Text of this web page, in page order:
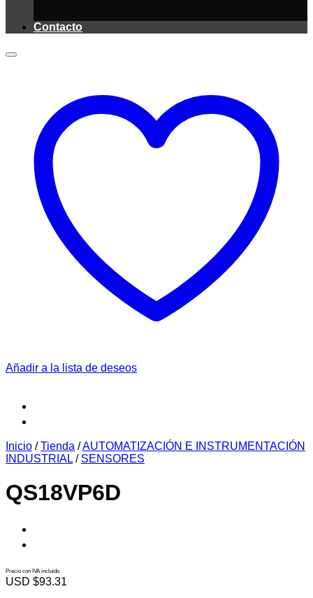
Contacto
Añadir a la lista de deseos
Inicio / Tienda /AUTOMATIZACIÓN E INSTRUMENTACIÓN
INDUSTRIAL / SENSORES
QS18VP6D
Precio con IVA incluido
USD $93.31